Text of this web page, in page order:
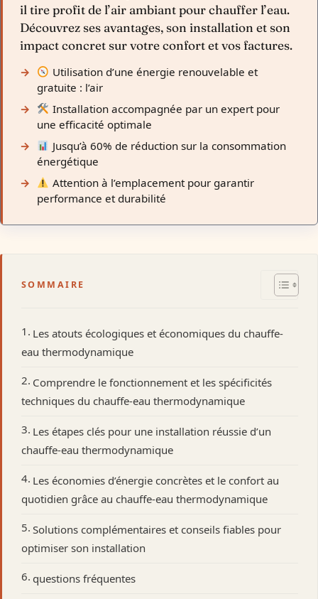
il tire profit de l’air ambiant pour chauffer l’eau.
Découvrez ses avantages, son installation et son
impact concret sur votre confort et vos factures.
Utilisation d’une énergie renouvelable et
gratuite : l’air
Installation accompagnée par un expert pour
une efficacité optimale
Jusqu’à 60% de réduction sur la consommation
énergétique
Attention à l’emplacement pour garantir
performance et durabilité
SOMMAIRE
Les atouts écologiques et économiques du chauffe-
eau thermodynamique
Comprendre le fonctionnement et les spécificités
techniques du chauffe-eau thermodynamique
Les étapes clés pour une installation réussie d’un
chauffe-eau thermodynamique
Les économies d’énergie concrètes et le confort au
quotidien grâce au chauffe-eau thermodynamique
Solutions complémentaires et conseils fiables pour
optimiser son installation
questions fréquentes